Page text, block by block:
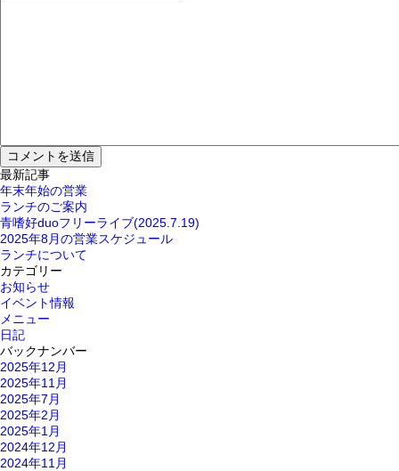
最新記事
年末年始の営業
ランチのご案内
青嗜好duoフリーライブ(2025.7.19)
2025年8月の営業スケジュール
ランチについて
カテゴリー
お知らせ
イベント情報
メニュー
日記
バックナンバー
2025年12月
2025年11月
2025年7月
2025年2月
2025年1月
2024年12月
2024年11月